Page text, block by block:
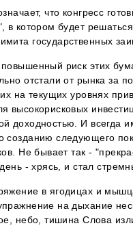
что конгресс
в котором будет
государственных
риск этих
отстали от рынка за
на текущих уровнях
высокорисковых
доходностью. И всегда
созданию следующего
Не бывает так -
- хрясь, и стал
в ягодицах и
на дыхание
небо, тишина Слова